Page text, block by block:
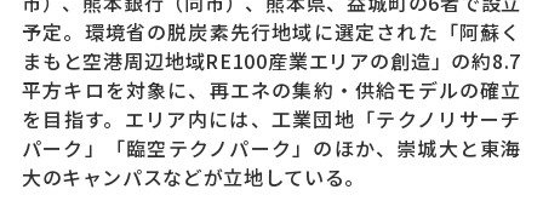
予定。環境省の脱炭素先行地域に選定された「阿蘇く
まもと空港周辺地域RE100産業エリアの創造」の約8.7
平方キロを対象に、再エネの集約・供給モデルの確立
を目指す。エリア内には、工業団地「テクノリサーチ
パーク」「臨空テクノパーク」のほか、崇城大と東海
大のキャンパスなどが立地している。